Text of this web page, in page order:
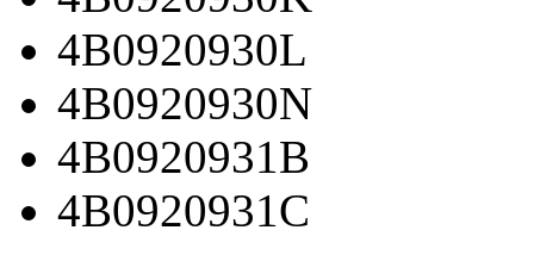
4B0920930L
4B0920930N
4B0920931B
4B0920931C